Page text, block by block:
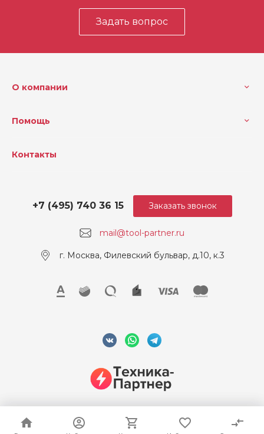
Задать вопрос
О компании
Помощь
Контакты
mail@tool-partner.ru
+7 (495) 740 36 15
г. Москва, Филевский бульвар, д.10, к.3
Заказать звонок
© 2026 ООО "Техника-Партнер", ИНН 7715962922, Все права
защищены